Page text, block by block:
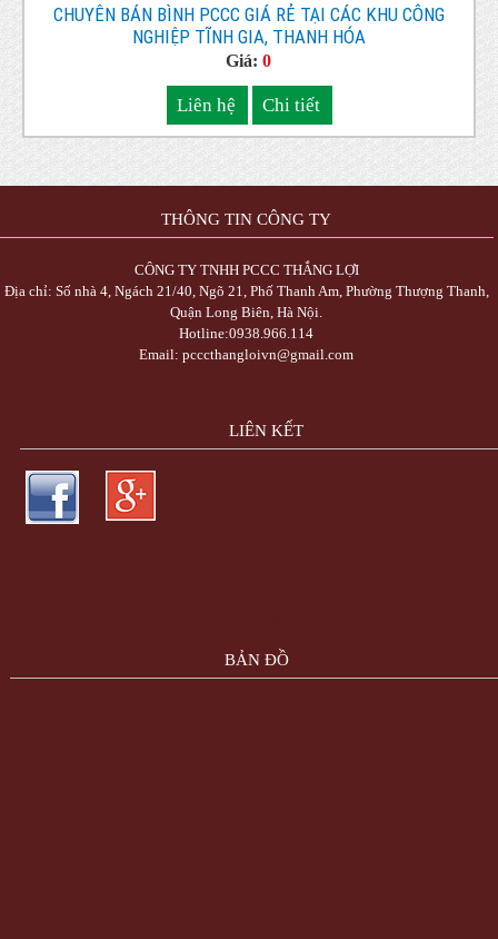
CHUYÊN BÁN BÌNH PCCC GIÁ RẺ TẠI CÁC KHU CÔNG
NGHIỆP TĨNH GIA, THANH HÓA
Giá:0
Liên hệ Chi tiết
THÔNG TIN CÔNG TY
CÔNG TY TNHH PCCC THẮNG LỢI
Địa chỉ: Số nhà 4, Ngách 21/40, Ngõ 21, Phố Thanh Am, Phường Thượng Thanh,
Quận Long Biên, Hà Nội.
Hotline:0938.966.114
Email: pcccthangloivn@gmail.com
LIÊN KẾT
BẢN ĐỒ